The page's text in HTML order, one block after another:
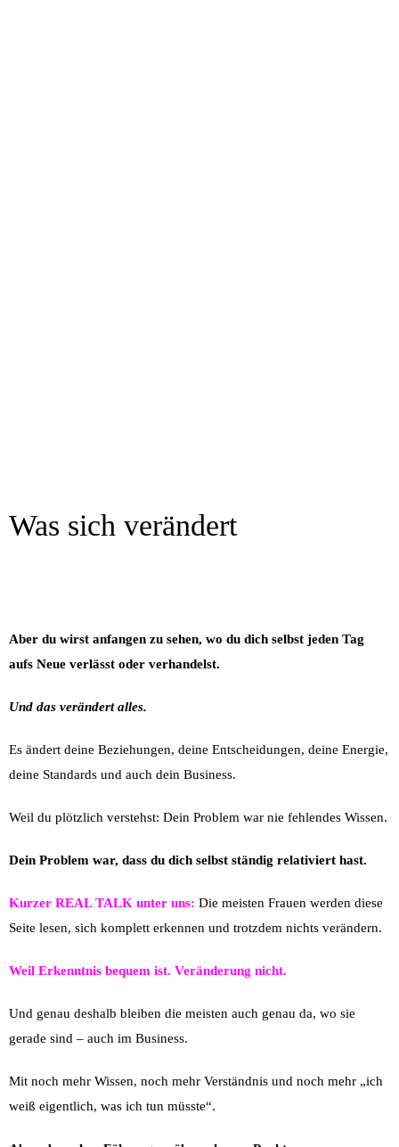
Was sich verändert
Aber du wirst anfangen zu sehen, wo du dich selbst jeden Tag
aufs Neue verlässt oder verhandelst.
Und das verändert alles.
Es ändert deine Beziehungen, deine Entscheidungen, deine Energie,
deine Standards und auch dein Business.
Weil du plötzlich verstehst: Dein Problem war nie fehlendes Wissen.
Dein Problem war, dass du dich selbst ständig relativiert hast.
Kurzer REAL TALK unter uns: Die meisten Frauen werden diese
Seite lesen, sich komplett erkennen und trotzdem nichts verändern.
Weil Erkenntnis bequem ist. Veränderung nicht.
Und genau deshalb bleiben die meisten auch genau da, wo sie
gerade sind – auch im Business.
Mit noch mehr Wissen, noch mehr Verständnis und noch mehr „ich
weiß eigentlich, was ich tun müsste“.